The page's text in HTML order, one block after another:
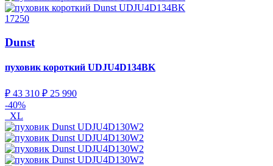
17250
Dunst
пуховик короткий UDJU4D134BK
₽ 43 310 ₽ 25 990
-40%
XL